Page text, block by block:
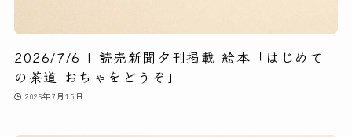
2026/7/6 | 読売新聞夕刊掲載 絵本「はじめて
の茶道 おちゃをどうぞ」
2026年7月15日